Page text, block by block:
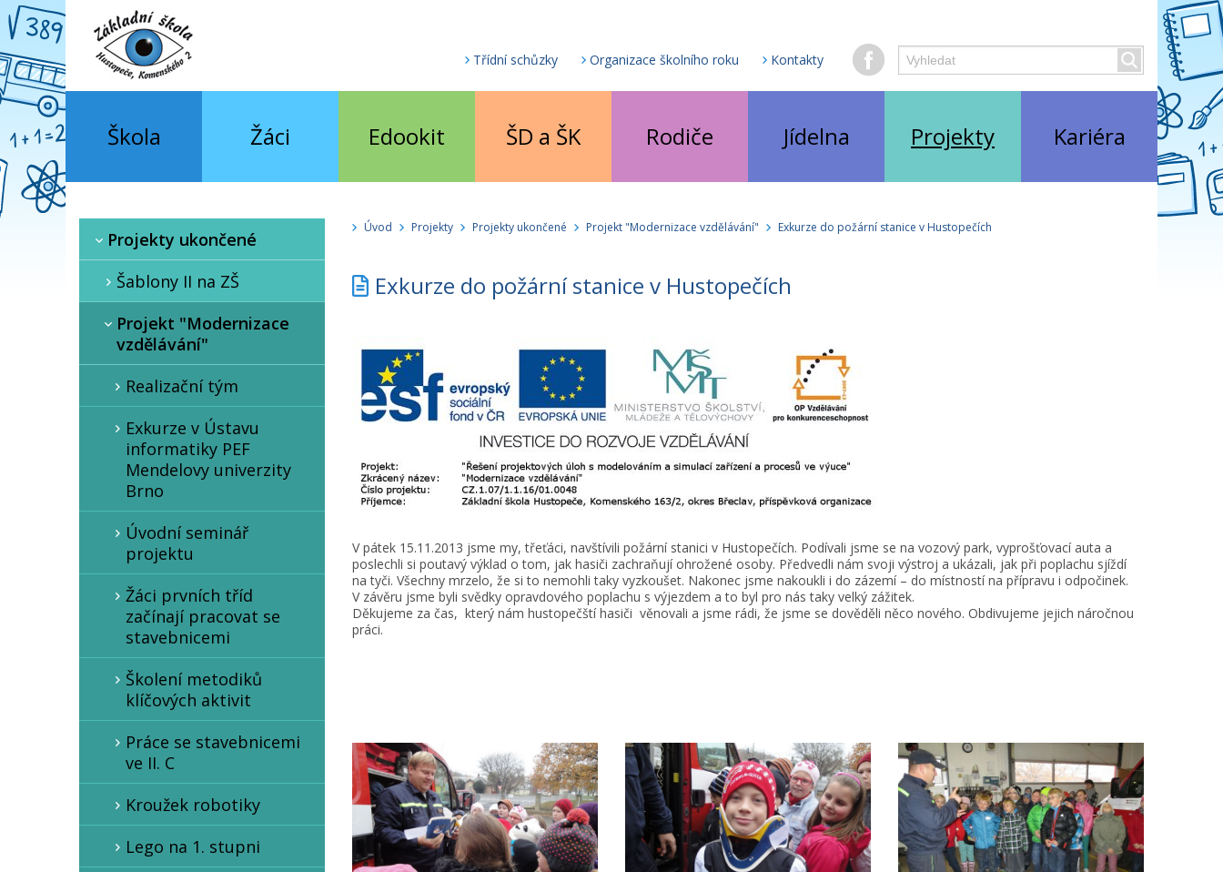
Třídní schůzky Organizace školního roku Kontakty
Hledaný
text
Vyhledat
Škola Žáci Edookit ŠD a ŠK Rodiče Jídelna Projekty Kariéra
Projekty ukončené
Šablony II na ZŠ
Projekt "Modernizace
vzdělávání"
Realizační tým
Exkurze v Ústavu
informatiky PEF
Mendelovy univerzity
Brno
Úvodní seminář
projektu
Žáci prvních tříd
začínají pracovat se
stavebnicemi
Školení metodiků
klíčových aktivit
Práce se stavebnicemi
ve II. C
Kroužek robotiky
Lego na 1. stupni
Úvod Projekty Projekty ukončené Projekt "Modernizace vzdělávání" Exkurze do požární stanice v Hustopečích
Exkurze do požární stanice v Hustopečích
V pátek 15.11.2013 jsme my, třeťáci, navštívili požární stanici v Hustopečích. Podívali jsme se na vozový park, vyprošťovací auta a
poslechli si poutavý výklad o tom, jak hasiči zachraňují ohrožené osoby. Předvedli nám svoji výstroj a ukázali, jak při poplachu sjíždí
na tyči. Všechny mrzelo, že si to nemohli taky vyzkoušet. Nakonec jsme nakoukli i do zázemí – do místností na přípravu i odpočinek.
V závěru jsme byli svědky opravdového poplachu s výjezdem a to byl pro nás taky velký zážitek.
Děkujeme za čas, který nám hustopečští hasiči věnovali a jsme rádi, že jsme se dověděli něco nového. Obdivujeme jejich náročnou
práci.